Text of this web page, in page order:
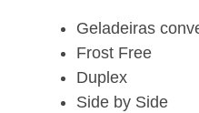
Geladeiras
Frost Free
Duplex
Side by Side